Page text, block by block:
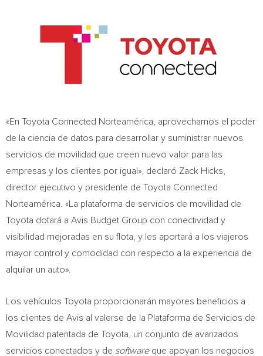
«En Toyota Connected Norteamérica, aprovechamos el poder
de la ciencia de datos para desarrollar y suministrar nuevos
servicios de movilidad que creen nuevo valor para las
empresas y los clientes por igual», declaró Zack Hicks
director ejecutivo y presidente de Toyota Connected
Norteamérica. «La plataforma de servicios de movilidad de
Toyota dotará a Avis Budget Group con conectividad y
visibilidad mejoradas en su flota, y les aportará a los viajeros
mayor control y comodidad con respecto a la experiencia de
alquilar un auto».
Los vehículos Toyota proporcionarán mayores beneficios a
los clientes de Avis al valerse de la Plataforma de Servicios de
Movilidad patentada de Toyota, un conjunto de avanzados
servicios conectados y de softwareque apoyan los negocios